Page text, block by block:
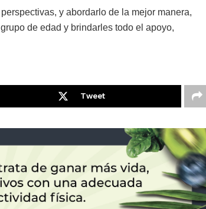
y abordarlo de la mejor manera,
de edad y brindarles todo el apoyo,
Tweet